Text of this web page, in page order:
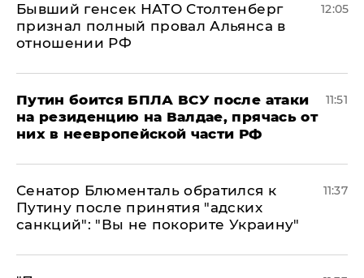
Бывший генсек НАТО Столтенберг
признал полный провал Альянса в
отношении РФ
12:05
Путин боится БПЛА ВСУ после атаки
на резиденцию на Валдае, прячась от
них в неевропейской части РФ
11:51
Сенатор Блюменталь обратился к
Путину после принятия "адских
санкций": "Вы не покорите Украину"
11:37